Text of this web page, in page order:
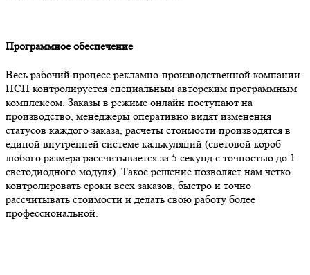
Программное обеспечение
Весь рабочий процесс рекламно-производственной компании
ПСП контролируется специальным авторским программным
комплексом. Заказы в режиме онлайн поступают на
производство, менеджеры оперативно видят изменения
статусов каждого заказа, расчеты стоимости производятся в
единой внутренней системе калькуляций (световой короб
любого размера рассчитывается за 5 секунд с точностью до 1
светодиодного модуля). Такое решение позволяет нам четко
контролировать сроки всех заказов, быстро и точно
рассчитывать стоимости и делать свою работу более
профессиональной.